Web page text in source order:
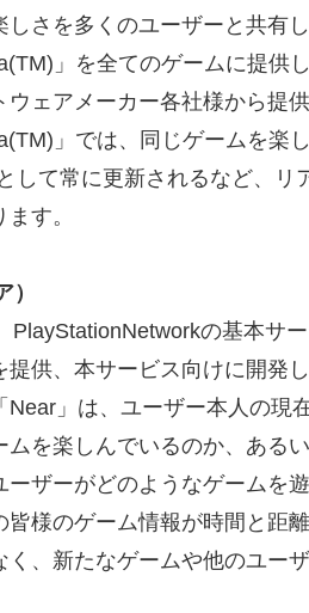
しさを多くのユーザーと共有
」を全てのゲームに提
ウェアメーカー各社様から提
」では、同じゲームを楽
して常に更新されるなど、
す。
）
PlayStationNetworkの基本サ
提供、本サービス向けに開発
Near」は、ユーザー本人の現
ムを楽しんでいるのか、ある
ーザーがどのようなゲームを
皆様のゲーム情報が時間と距
く、新たなゲームや他のユー